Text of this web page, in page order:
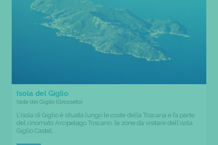
Isola del Giglio
Isola del Giglio (Grosseto)
L’isola di Giglio è situata lungo le coste della Toscana e fa parte
del rinomato Arcipelago Toscano, le zone da visitare dell’isola
Giglio Castel...